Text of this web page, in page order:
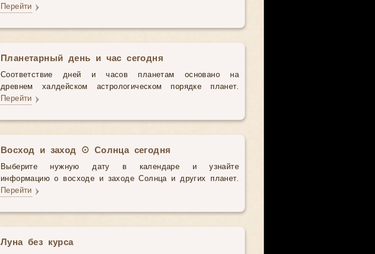
Перейти
Планетарный день и час сегодня
Соответствие дней и часов планетам основано на
древнем халдейском астрологическом порядке планет.
Перейти
Восход и заход ☉ Солнца сегодня
Выберите нужную дату в календаре и узнайте
информацию о восходе и заходе Солнца и других планет.
Перейти
Луна без курса